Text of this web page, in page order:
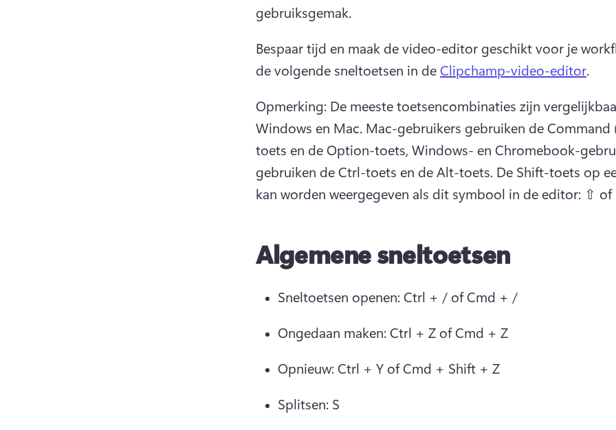
gebruiksgemak.
Bespaar tijd en maak de video-editor geschikt voor je
de volgende sneltoetsen in de Clipchamp-video-editor.
Opmerking: De meeste toetsencombinaties zijn
Windows en Mac. Mac-gebruikers gebruiken de Command
toets en de Option-toets, Windows- en Chromebook-
gebruiken de Ctrl-toets en de Alt-toets. De Shift-toets op
kan worden weergegeven als dit symbool in de editor: ⇧
Algemene sneltoetsen
Sneltoetsen openen: Ctrl + / of Cmd + /
Ongedaan maken: Ctrl + Z of Cmd + Z
Opnieuw: Ctrl + Y of Cmd + Shift + Z
Splitsen: S